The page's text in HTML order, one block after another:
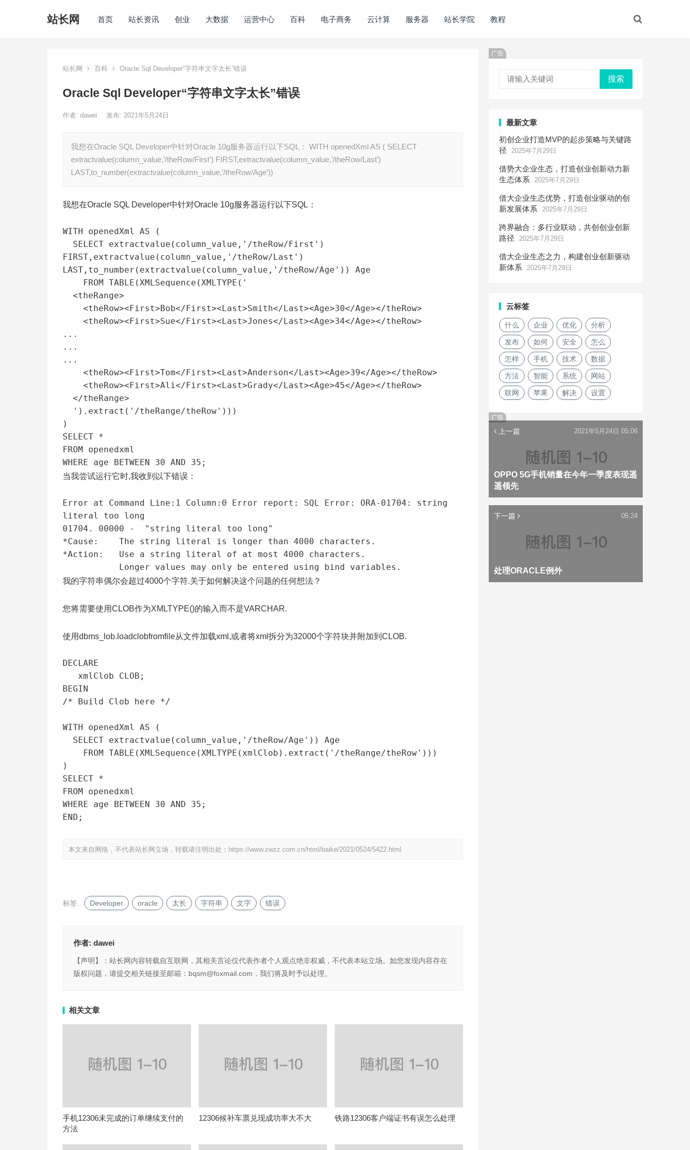
站长网 首页 站长资讯 创业 大数据 运营中心 百科 电子商务 云计算 服务器 站长学院 教程
站长网 百科 Oracle Sql Developer“字符串文字太长”错误
Oracle Sql Developer“字符串文字太长”错误
作者: dawei 发布: 2021年5月24日
我想在Oracle SQL Developer中针对Oracle 10g服务器运行以下SQL： WITH openedXml AS ( SELECT
extractvalue(column_value,’/theRow/First’) FIRST,extractvalue(column_value,’/theRow/Last’)
LAST,to_number(extractvalue(column_value,’/theRow/Age’))
我想在Oracle SQL Developer中针对Oracle 10g服务器运行以下SQL：
WITH openedXml AS (
FIRST,extractvalue(column_value,'/theRow/Last')
LAST,to_number(extractvalue(column_value,'/theRow/Age')) Age
...
...
...
)
SELECT *
FROM openedxml
WHERE age BETWEEN 30 AND 35;
当我尝试运行它时,我收到以下错误：
Error at Command Line:1 Column:0 Error report: SQL Error: ORA-01704: string
literal too long
01704. 00000 -  "string literal too long"
*Cause:    The string literal is longer than 4000 characters.
*Action:   Use a string literal of at most 4000 characters.
           Longer values may only be entered using bind variables.
我的字符串偶尔会超过4000个字符.关于如何解决这个问题的任何想法？
您将需要使用CLOB作为XMLTYPE()的输入而不是VARCHAR.
使用dbms_lob.loadclobfromfile从文件加载xml,或者将xml拆分为32000个字符块并附加到CLOB.
DECLARE
BEGIN
/* Build Clob here */
WITH openedXml AS (
)
SELECT *
FROM openedxml
WHERE age BETWEEN 30 AND 35;
END;
本文来自网络，不代表站长网立场，转载请注明出处： https://www.zwzz.com.cn/html/baike/2021/0524/5422.html
标签: Developer oracle 太长 字符串 文字 错误
作者: dawei
【声明】：站长网内容转载自互联网，其相关言论仅代表作者个人观点绝非权威，不代表本站立场。如您发现内容存在
版权问题，请提交相关链接至邮箱：bqsm@foxmail.com，我们将及时予以处理。
相关文章
手机12306未完成的订单继续支付的
方法
12306候补车票兑现成功率大不大 铁路12306客户端证书有误怎么处理
广告
搜索
最新文章
初创企业打造MVP的起步策略与关键路
径
2025年7月29日
借势大企业生态，打造创业创新动力新
生态体系
2025年7月29日
借大企业生态优势，打造创业驱动的创
新发展体系
2025年7月29日
跨界融合：多行业联动，共创创业创新
路径
2025年7月29日
借大企业生态之力，构建创业创新驱动
新体系
2025年7月29日
云标签
什么 企业 优化 分析
发布 如何 安全 怎么
怎样 手机 技术 数据
方法 智能 系统 网站
联网 苹果 解决 设置
广告
上一篇
OPPO 5G手机销量在今年一季度表现遥
遥领先
2021年5月24日 05:06
下一篇
处理ORACLE例外
05:24